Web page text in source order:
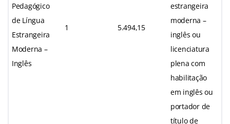
Pedagógico
de Língua
Estrangeira
Moderna –
Inglês
1 5.494,15
estrangeira
moderna –
inglês ou
licenciatura
plena com
habilitação
em inglês ou
portador de
título de